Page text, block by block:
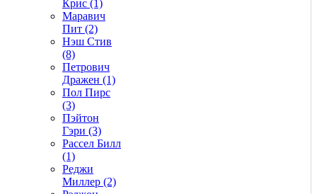
Крис (1)
Маравич
Пит (2)
Нэш Стив
(8)
Петрович
Дражен (1)
Пол Пирс
(3)
Пэйтон
Гэри (3)
Рассел Билл
(1)
Реджи
Миллер (2)